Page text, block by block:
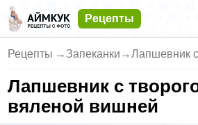
Рецепты
Рецепты → Запеканки →Лапшевник
Лапшевник с
вяленой вишней